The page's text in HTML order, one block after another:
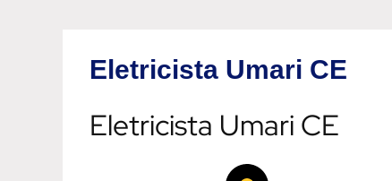
Eletricista Umari CE
Eletricista Umari CE